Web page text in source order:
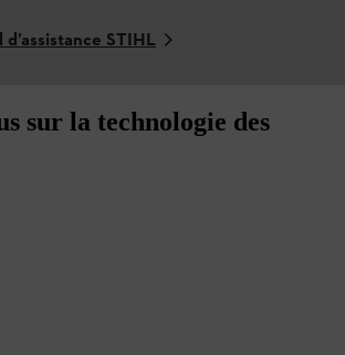
STIHL
sur la technologie des